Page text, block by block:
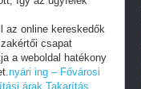
az online kereskedők
csapat
a weboldal hatékony
nyári ing – Fővárosi
árak Takarítás